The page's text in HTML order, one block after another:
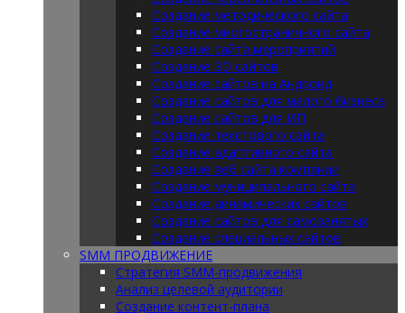
Создание методического сайта
Создание многостраничного сайта
Создание сайта мероприятий
Создание 3D сайтов
Создание сайтов на Андроид
Создание сайтов для малого бизнеса
Создание сайтов для ИП
Создание текстового сайта
Создание адаптивного сайта
Создание веб сайта компании
Создание муниципального сайта
Создание динамических сайтов
Создание сайтов для самозанятых
Создание специальных сайтов
SMM ПРОДВИЖЕНИЕ
Стратегия SMM-продвижения
Анализ целевой аудитории
Создание контент-плана